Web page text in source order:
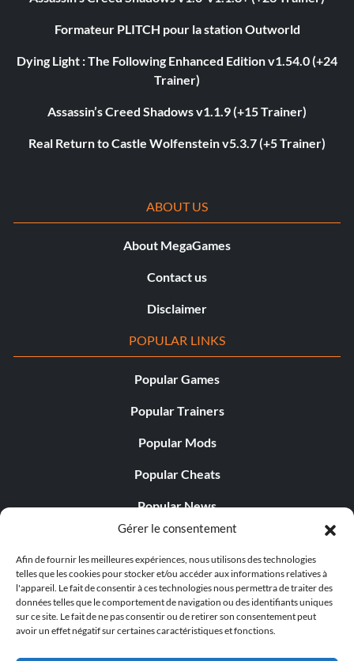
Gérer le consentement
Afin de fournir les meilleures expériences, nous utilisons des technologies
telles que les cookies pour stocker et/ou accéder aux informations relatives à
l'appareil. Le fait de consentir à ces technologies nous permettra de traiter des
données telles que le comportement de navigation ou des identifiants uniques
sur ce site. Le fait de ne pas consentir ou de retirer son consentement peut
avoir un effet négatif sur certaines caractéristiques et fonctions.
Formateur PLITCH pour la station Outworld
Dying Light : The Following Enhanced Edition v1.54.0 (+24
Trainer)
Assassin’s Creed Shadows v1.1.9 (+15 Trainer)
Real Return to Castle Wolfenstein v5.3.7 (+5 Trainer)
ABOUT US
About MegaGames
Contact us
Disclaimer
POPULAR LINKS
Popular Games
Popular Trainers
Popular Mods
Popular Cheats
Popular News
Popular Editorials
Popular Free Games
LATEST UPDATES